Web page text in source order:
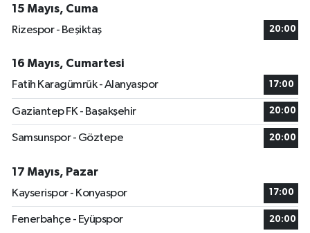
15 Mayıs, Cuma
Rizespor - Beşiktaş
20:00
16 Mayıs, Cumartesi
Fatih Karagümrük - Alanyaspor
17:00
Gaziantep FK - Başakşehir 20:00
Samsunspor - Göztepe 20:00
17 Mayıs, Pazar
Kayserispor - Konyaspor
17:00
Fenerbahçe - Eyüpspor 20:00